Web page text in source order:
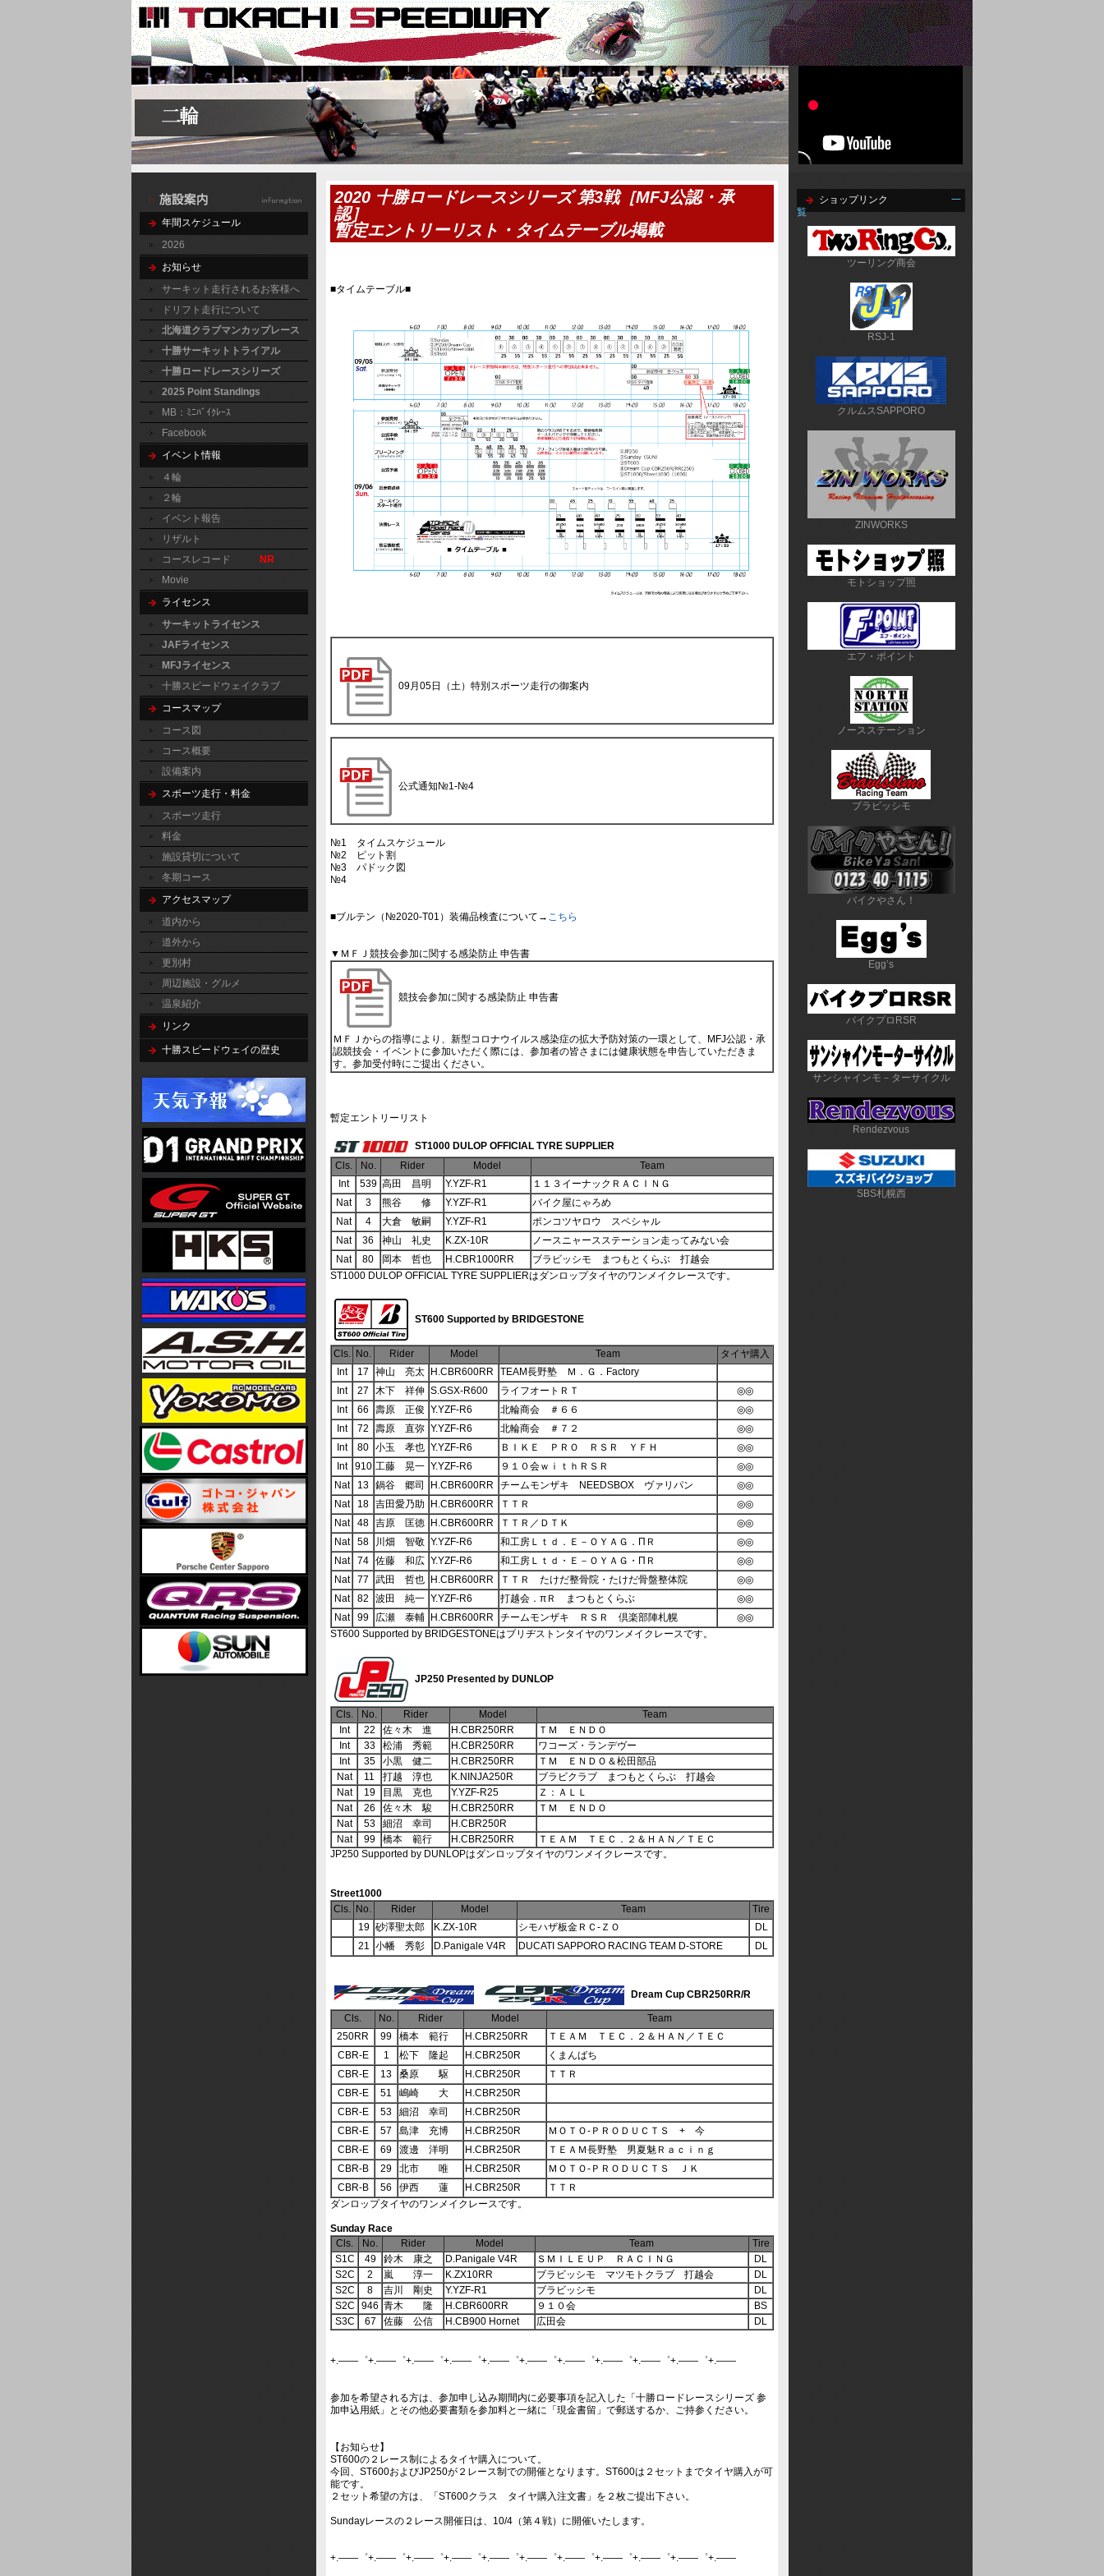
年間スケジュール
2026
お知らせ
サーキット走行されるお客様へ
ドリフト走行について
北海道クラブマンカップレース
十勝サーキットトライアル
十勝ロードレースシリーズ
2025 Point Standings
MB：ﾐﾆﾊﾞｲｸﾚｰｽ
Facebook
イベント情報
４輪
２輪
イベント報告
リザルト
コースレコード
NR
Movie
ライセンス
サーキットライセンス
JAFライセンス
MFJライセンス
十勝スピードウェイクラブ
コースマップ
コース図
コース概要
設備案内
スポーツ走行・料金
スポーツ走行
料金
施設貸切について
冬期コース
アクセスマップ
道内から
道外から
更別村
周辺施設・グルメ
温泉紹介
リンク
十勝スピードウェイの歴史
2020 十勝ロードレースシリーズ 第3戦［MFJ公認・承
認］
暫定エントリーリスト・タイムテーブル掲載
■タイムテーブル■
09月05日（土）特別スポーツ走行の御案内
公式通知№1-№4
№1 タイムスケジュール
№2 ピット割
№3 パドック図
№4
■ブルテン（№2020-T01）装備品検査について→ こちら
▼ＭＦＪ競技会参加に関する感染防止 申告書
競技会参加に関する感染防止 申告書
ＭＦＪからの指導により、新型コロナウイルス感染症の拡大予防対策の一環として、MFJ公認・承
認競技会・イベントに参加いただく際には、参加者の皆さまには健康状態を申告していただきま
す。参加受付時にご提出ください。
暫定エントリーリスト
ST1000 DULOP OFFICIAL TYRE SUPPLIER
Cls.
No. Rider Model
Team
Int
539 高田 昌明 Y.YZF-R1
１１３イーナックＲＡＣＩＮＧ
Nat
3 熊谷 修 Y.YZF-R1
バイク屋にゃろめ
Nat
4 大倉 敏嗣 Y.YZF-R1
ポンコツヤロウ スペシャル
Nat
36 神山 礼史 K.ZX-10R
ノースニャースステーション走ってみない会
Nat
80 岡本 哲也 H.CBR1000RR
ブラビッシモ まつもとくらぶ 打越会
ST1000 DULOP OFFICIAL TYRE SUPPLIERはダンロップタイヤのワンメイクレースです。
ST600 Supported by BRIDGESTONE
Cls. No. Rider Model Team
タイヤ購入
Int
17 神山 亮太 H.CBR600RR
TEAM長野塾 Ｍ．Ｇ．Factory
Int
27 木下 祥伸 S.GSX-R600 ライフオートＲＴ
◎◎
Int
66 壽原 正俊 Y.YZF-R6 北輪商会 ＃６６
◎◎
Int
72 壽原 直弥 Y.YZF-R6 北輪商会 ＃７２
◎◎
Int
80 小玉 孝也 Y.YZF-R6 ＢＩＫＥ ＰＲＯ ＲＳＲ ＹＦＨ
◎◎
Int
910 工藤 晃一 Y.YZF-R6 ９１０会ｗｉｔｈＲＳＲ
◎◎
Nat
13 鍋谷 郷司 H.CBR600RR チームモンザキ NEEDSBOX ヴァリパン
◎◎
Nat
18 吉田愛乃助 H.CBR600RR ＴＴＲ
◎◎
Nat
48 吉原 匡徳 H.CBR600RR ＴＴＲ／ＤＴＫ
◎◎
Nat
58 川畑 智敬 Y.YZF-R6 和工房Ｌｔｄ．Ｅ－ＯＹＡＧ．ΠＲ
◎◎
Nat
74 佐藤 和広 Y.YZF-R6 和工房Ｌｔｄ・Ｅ－ＯＹＡＧ・ΠＲ
◎◎
Nat
77 武田 哲也 H.CBR600RR ＴＴＲ たけだ整骨院・たけだ骨盤整体院
◎◎
Nat
82 波田 純一 Y.YZF-R6 打越会．πＲ まつもとくらぶ
◎◎
Nat
99 広瀬 泰輔 H.CBR600RR チームモンザキ ＲＳＲ 倶楽部陣札幌
◎◎
ST600 Supported by BRIDGESTONEはブリヂストンタイヤのワンメイクレースです。
JP250 Presented by DUNLOP
Cls. No. Rider Model
Team
Int
22 佐々木 進 H.CBR250RR
ＴＭ ＥＮＤＯ
Int
33 松浦 秀範 H.CBR250RR
ワコーズ・ランデヴー
Int
35 小黒 健二 H.CBR250RR
ＴＭ ＥＮＤＯ＆松田部品
Nat
11 打越 淳也 K.NINJA250R
ブラビクラブ まつもとくらぶ 打越会
Nat
19 目黒 克也 Y.YZF-R25
Ｚ：ＡＬＬ
Nat
26 佐々木 駿 H.CBR250RR
ＴＭ ＥＮＤＯ
Nat
53 細沼 幸司
H.CBR250R
Nat
99 橋本 範行 H.CBR250RR
ＴＥＡＭ ＴＥＣ．２＆ＨＡＮ／ＴＥＣ
JP250 Supported by DUNLOPはダンロップタイヤのワンメイクレースです。
Street1000
Cls.
No. Rider Model Team
Tire
19 砂澤聖太郎 K.ZX-10R シモハザ板金ＲＣ‐ＺＯ
DL
21
小幡 秀彰 D.Panigale V4R DUCATI SAPPORO RACING TEAM D-STORE DL
Dream Cup CBR250RR/R
Cls. No. Rider Model
Team
250RR
99 橋本 範行 H.CBR250RR
ＴＥＡＭ ＴＥＣ．２＆ＨＡＮ／ＴＥＣ
CBR-E
1 松下 隆起 H.CBR250R
くまんばち
CBR-E
13 桑原 駆 H.CBR250R
ＴＴＲ
CBR-E
51 嶋崎 大
H.CBR250R
CBR-E
53 細沼 幸司
H.CBR250R
CBR-E
57 島津 充博 H.CBR250R
ＭＯＴＯ‐ＰＲＯＤＵＣＴＳ + 今
CBR-E
69 渡邊 洋明 H.CBR250R
ＴＥＡＭ長野塾 男夏魅Ｒａｃｉｎｇ
CBR-B
29 北市 唯 H.CBR250R
ＭＯＴＯ‐ＰＲＯＤＵＣＴＳ ＪＫ
CBR-B
56 伊西 蓮 H.CBR250R
ＴＴＲ
ダンロップタイヤのワンメイクレースです。
Sunday Race
Cls.
No. Rider Model Team
Tire
S1C
49 鈴木 康之 D.Panigale V4R ＳＭＩＬＥＵＰ ＲＡＣＩＮＧ
DL
S2C
2 嵐 淳一 K.ZX10RR ブラビッシモ マツモトクラブ 打越会
DL
S2C
8 吉川 剛史 Y.YZF-R1 ブラビッシモ
DL
S2C
946 青木 隆 H.CBR600RR ９１０会
BS
S3C
67 佐藤 公信 H.CB900 Hornet 広田会 DL
+.――゜+.――゜+.――゜+.――゜+.――゜+.――゜+.――゜+.――゜+.――゜+.――゜+.――
参加を希望される方は、参加申し込み期間内に必要事項を記入した「十勝ロードレースシリーズ 参
加申込用紙」とその他必要書類を参加料と一緒に「現金書留」で郵送するか、ご持参ください。
【お知らせ】
ST600の２レース制によるタイヤ購入について。
今回、ST600およびJP250が２レース制での開催となります。ST600は２セットまでタイヤ購入が可
能です。
２セット希望の方は、「ST600クラス タイヤ購入注文書」を２枚ご提出下さい。
Sundayレースの２レース開催日は、10/4（第４戦）に開催いたします。
+.――゜+.――゜+.――゜+.――゜+.――゜+.――゜+.――゜+.――゜+.――゜+.――゜+.――
ショップリンク
一
覧
ツーリング商会
RSJ-1
クルムスSAPPORO
ZINWORKS
モトショップ照
エフ・ポイント
ノースステーション
ブラビッシモ
バイクやさん！
Egg’s
バイクプロRSR
サンシャインモ－ターサイクル
Rendezvous
SBS札幌西